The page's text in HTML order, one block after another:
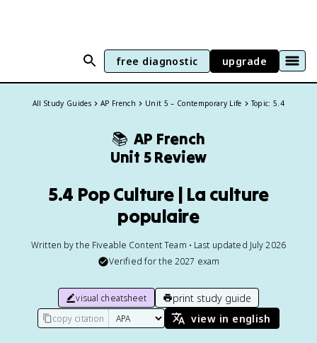
free diagnostic upgrade
All Study Guides AP French Unit 5 – Contemporary Life Topic: 5.4
📚 AP French
Unit 5 Review
5.4 Pop Culture | La culture
populaire
Written by the Fiveable Content Team • Last updated July 2026
Verified for the 2027 exam
visual cheatsheet print study guide
copy citation view in english